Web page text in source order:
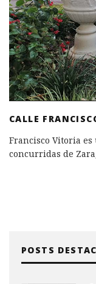
CALLE
Francisco Vitoria
concurridas de
POSTS